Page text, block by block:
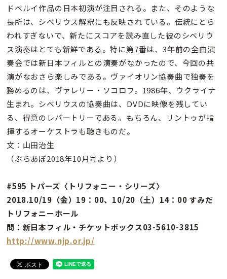
ドベルイ作品の日本初演が注目される。また、そのような
長所は、シベリウス解釈にも反映されている。伝統にとら
われすぎないで、新たにスコアを読み直した彼のシベリウ
ス演奏はとても新鮮である。特に第7番は、3年前の全曲演
奏会では新日本フィルとの演奏がなかったので、今回の共
演がなおさら楽しみである。ヴァイオリン協奏曲で独奏を
務めるのは、ヴァレリー・ソコロフ。1986年、ウクライナ
生まれ。シベリウスの協奏曲は、DVDに映像を残してい
る、得意のレパートリーである。もちろん、リントゥが指
揮するオーケストラも聴きものだ。
文：山田治生
（ぶらあぼ2018年10月号より）
#595 トパーズ〈トリフォニー・シリーズ〉
2018.10/19（金）19：00、10/20（土）14：00 すみだ
トリフォニーホール
問：新日本フィル・チケットボックス03-5610-3815
http://www.njp.or.jp/